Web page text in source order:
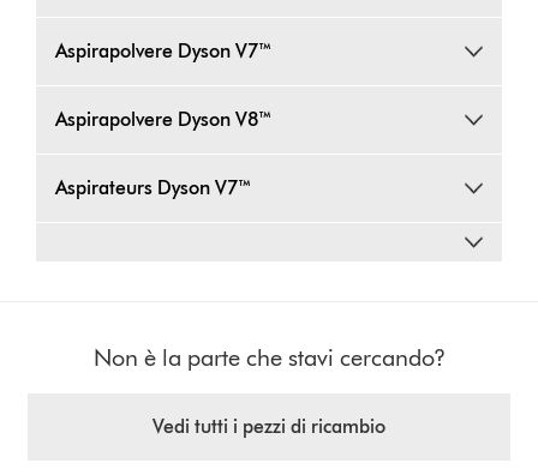
Aspirapolvere Dyson V7™
Aspirapolvere Dyson V8™
Aspirateurs Dyson V7™
Non è la parte che stavi cercando?
Vedi tutti i pezzi di ricambio